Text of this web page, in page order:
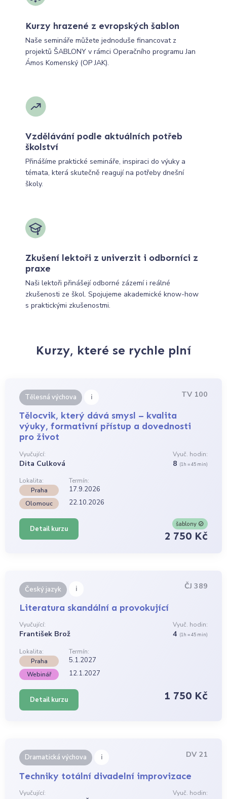
Kurzy hrazené z evropských šablon
Naše semináře můžete jednoduše financovat z
projektů ŠABLONY v rámci Operačního programu Jan
Ámos Komenský (OP JAK).
Vzdělávání podle aktuálních potřeb
školství
Přinášíme praktické semináře, inspiraci do výuky a
témata, která skutečně reagují na potřeby dnešní
školy.
Zkušení lektoři z univerzit i odborníci z
praxe
Naši lektoři přinášejí odborné zázemí i reálné
zkušenosti ze škol. Spojujeme akademické know-how
s praktickými zkušenostmi.
Kurzy, které se rychle plní
Tělesná výchova i TV 100
Tělocvik, který dává smysl – kvalita
výuky, formativní přístup a dovednosti
pro život
Vyučující:
Dita Culková
Vyuč. hodin:
8 (1h = 45 min)
Lokalita:
Termín:
Praha
17.9.2026
Olomouc 22.10.2026
Detail kurzu
šablony
2 750 Kč
Český jazyk i ČJ 389
Literatura skandální a provokující
Vyučující:
František Brož
Vyuč. hodin:
4 (1h = 45 min)
Lokalita:
Termín:
Praha
5.1.2027
Webinář 12.1.2027
Detail kurzu 1 750 Kč
Dramatická výchova i DV 21
Techniky totální divadelní improvizace
Vyučující: Vyuč. hodin: